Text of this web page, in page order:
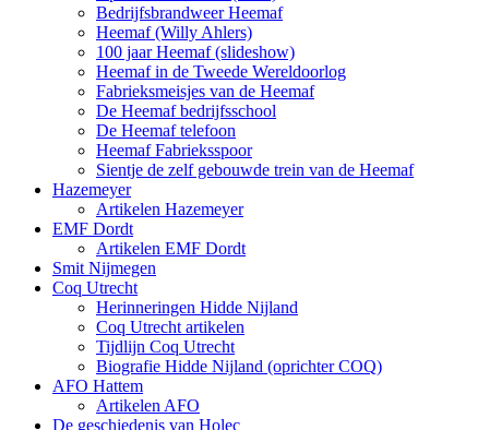
Bedrijfsbrandweer Heemaf
Heemaf (Willy Ahlers)
100 jaar Heemaf (slideshow)
Heemaf in de Tweede Wereldoorlog
Fabrieksmeisjes van de Heemaf
De Heemaf bedrijfsschool
De Heemaf telefoon
Heemaf Fabrieksspoor
Sientje de zelf gebouwde trein van de Heemaf
Hazemeyer
Artikelen Hazemeyer
EMF Dordt
Artikelen EMF Dordt
Smit Nijmegen
Coq Utrecht
Herinneringen Hidde Nijland
Coq Utrecht artikelen
Tijdlijn Coq Utrecht
Biografie Hidde Nijland (oprichter COQ)
AFO Hattem
Artikelen AFO
De geschiedenis van Holec